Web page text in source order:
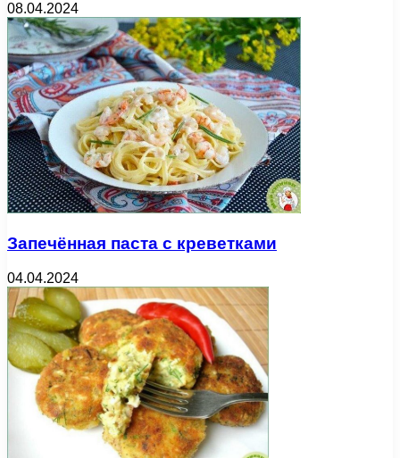
08.04.2024
Запечённая паста с креветками
04.04.2024